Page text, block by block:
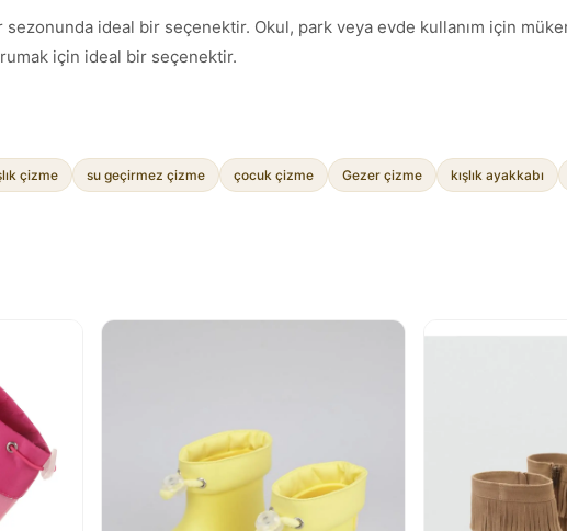
sezonunda ideal bir seçenektir. Okul, park veya evde kullanım için
için ideal bir seçenektir.
çizme su geçirmez çizme çocuk çizme Gezer çizme kışlık ayakkabı